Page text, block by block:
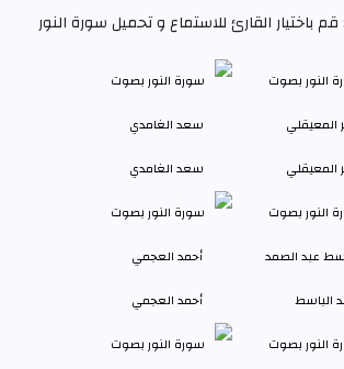
قم باختيار القارئ للاستماع و تحميل سورة النور
المعيقلي سعد الغامدي
الباسط أحمد العجمي